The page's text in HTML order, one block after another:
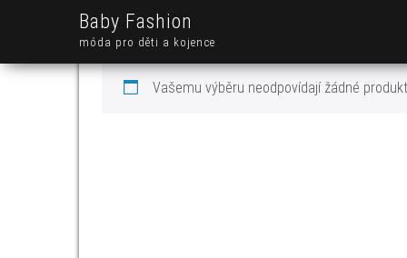
Baby Fashion
móda pro děti a kojence
Vašemu výběru neodpovídají žádné